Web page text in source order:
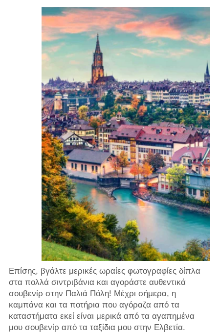
Επίσης, βγάλτε μερικές ωραίες φωτογραφίες δίπλα
στα πολλά σιντριβάνια και αγοράστε αυθεντικά
σουβενίρ στην Παλιά Πόλη! Μέχρι σήμερα, η
καμπάνα και τα ποτήρια που αγόραζα από τα
καταστήματα εκεί είναι μερικά από τα αγαπημένα
μου σουβενίρ από τα ταξίδια μου στην Ελβετία.